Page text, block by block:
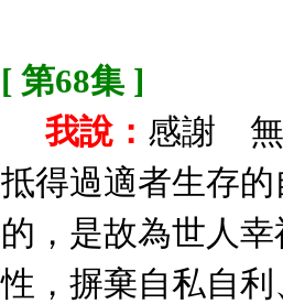
[ 第68集 ]
我說： 感謝 無
抵得過適者生存
的，是故為世人
性，摒棄自私自